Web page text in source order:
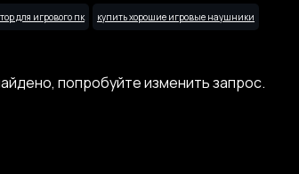
для игрового пк купить хорошие игровые наушники
попробуйте изменить запрос.